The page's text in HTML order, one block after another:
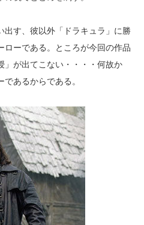
出す、彼以外「ドラキュラ」に勝
ローである。ところが今回の作品
」が出てこない・・・・何故か
であるからである。